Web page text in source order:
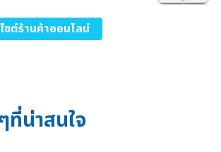
ซต์ร้านค้าออนไลน์
น่าสนใจ